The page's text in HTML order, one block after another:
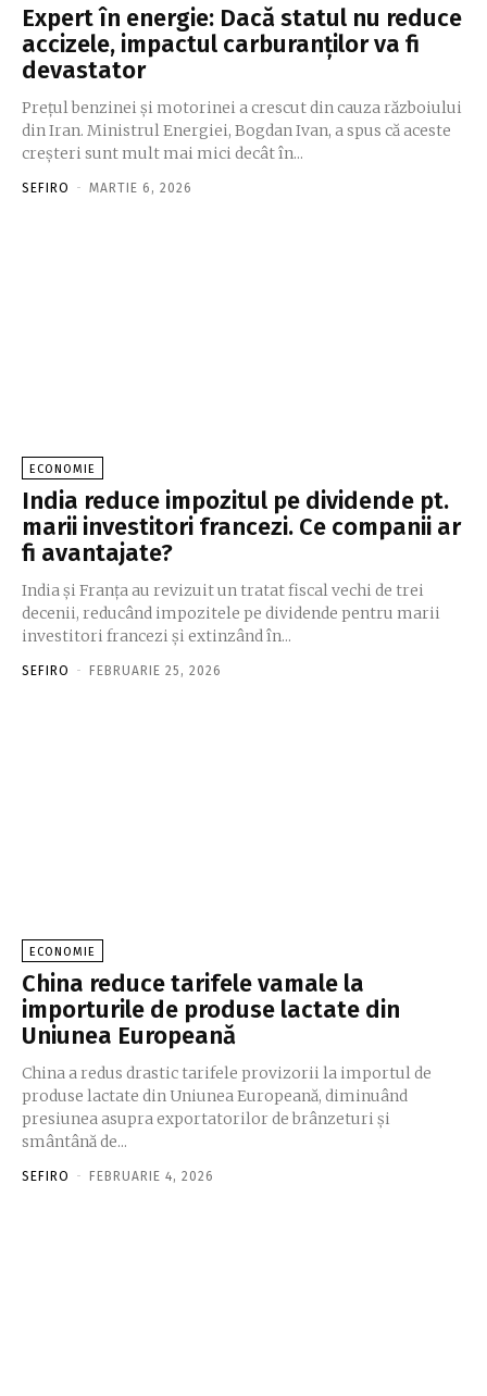
Expert în energie: Dacă statul nu reduce
accizele, impactul carburanților va fi
devastator
Prețul benzinei și motorinei a crescut din cauza războiului
din Iran. Ministrul Energiei, Bogdan Ivan, a spus că aceste
creșteri sunt mult mai mici decât în...
SEFIRO - MARTIE 6, 2026
ECONOMIE
India reduce impozitul pe dividende pt.
marii investitori francezi. Ce companii ar
fi avantajate?
India și Franța au revizuit un tratat fiscal vechi de trei
decenii, reducând impozitele pe dividende pentru marii
investitori francezi și extinzând în...
SEFIRO - FEBRUARIE 25, 2026
ECONOMIE
China reduce tarifele vamale la
importurile de produse lactate din
Uniunea Europeană
China a redus drastic tarifele provizorii la importul de
produse lactate din Uniunea Europeană, diminuând
presiunea asupra exportatorilor de brânzeturi și
smântână de...
SEFIRO - FEBRUARIE 4, 2026